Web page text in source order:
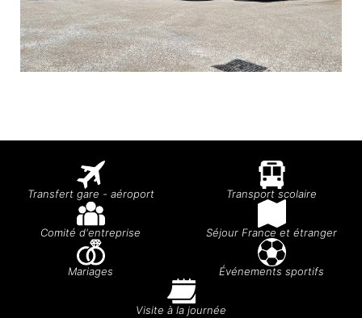
Transfert gare - aéroport Transport scolaire
Comité d'entreprise Séjour France et étranger
Mariages Événements sportifs
Visite à la journée